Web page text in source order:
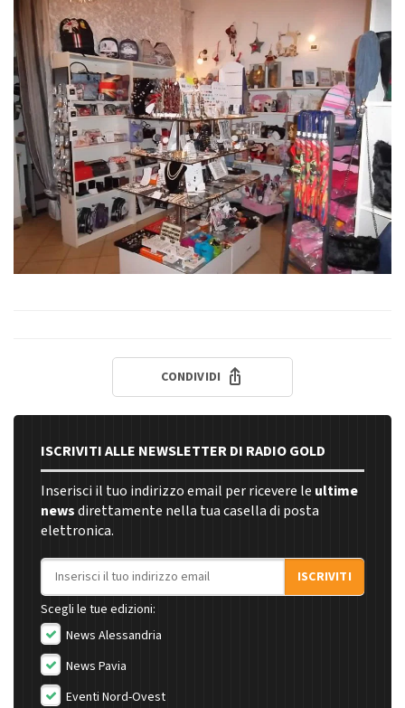
CONDIVIDI
ISCRIVITI ALLE NEWSLETTER DI RADIO GOLD
Inserisci il tuo indirizzo email per ricevere le ultime
newsdirettamente nella tua casella di posta
elettronica.
Indirizzo email
ISCRIVITI
Scegli le tue edizioni:
News Alessandria
News Pavia
Eventi Nord-Ovest